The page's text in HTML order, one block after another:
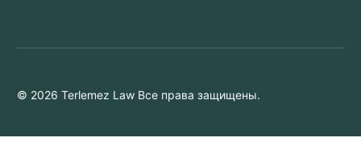
© 2026 Terlemez Law Все права защищены.